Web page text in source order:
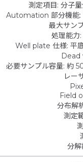
測定項目: 分子
Automation 部分機能:
最大サン
処理能力:
Well plate 仕様: 平
Dead
必要サンプル容量: 約
レー
Field
分布解
測定
分解